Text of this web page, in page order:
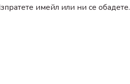
имейл или ни се обадете.